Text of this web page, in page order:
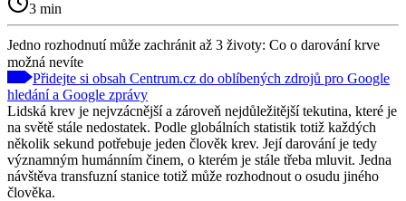
3 min
Jedno rozhodnutí může zachránit až 3 životy: Co o darování krve
možná nevíte
Přidejte si obsah Centrum.cz do oblíbených zdrojů pro Google
hledání a Google zprávy
Lidská krev je nejvzácnější a zároveň nejdůležitější tekutina, které je
na světě stále nedostatek. Podle globálních statistik totiž každých
několik sekund potřebuje jeden člověk krev. Její darování je tedy
významným humánním činem, o kterém je stále třeba mluvit. Jedna
návštěva transfuzní stanice totiž může rozhodnout o osudu jiného
člověka.